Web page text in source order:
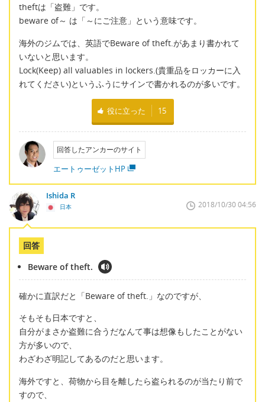
theftは「盗難」です。
beware of～ は「～にご注意」という意味です。
海外のジムでは、英語でBeware of theft.があまり書かれて
いないと思います。
Lock(Keep) all valuables in lockers.(貴重品をロッカーに入
れてください)というふうにサインで書かれるのが多いです。
役に立った 15
回答したアンカーのサイト
エートゥーゼットHP
Ishida R
日本 2018/10/30 04:56
回答
Beware of theft.
確かに直訳だと「Beware of theft.」なのですが、
そもそも日本ですと、
自分がまさか盗難に合うだなんて事は想像もしたことがない
方が多いので、
わざわざ明記してあるのだと思います。
海外ですと、荷物から目を離したら盗られるのが当たり前で
すので、